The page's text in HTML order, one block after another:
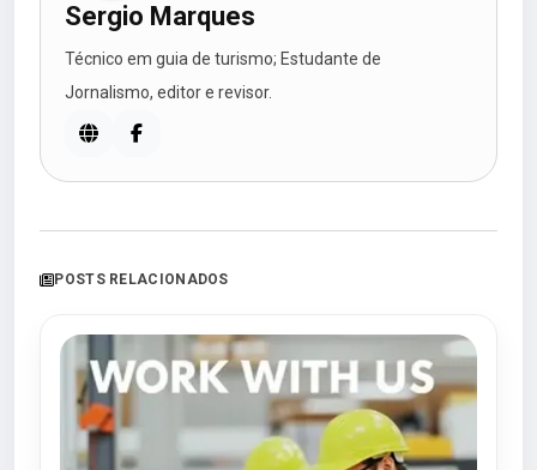
Sergio Marques
Técnico em guia de turismo; Estudante de
Jornalismo, editor e revisor.
POSTS RELACIONADOS